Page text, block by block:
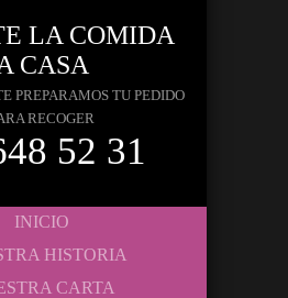
LA COMIDA
CASA
PREPARAMOS TU PEDIDO
RECOGER
52 31
INICIO
HISTORIA
CARTA